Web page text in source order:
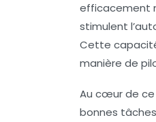
efficacement
stimulent
Cette
manière de
Au cœur de ce
bonnes